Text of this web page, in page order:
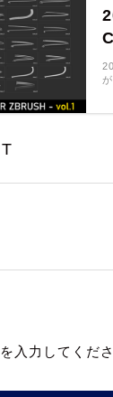
入力してくださ